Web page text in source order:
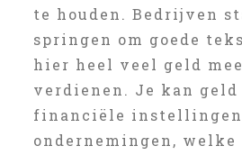
te houden. Bedrijven
springen om goede
hier heel veel geld
verdienen. Je kan
financiële
ondernemingen,